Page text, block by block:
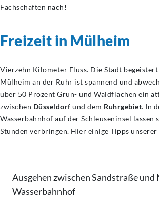
Fachschaften nach!
Freizeit in Mülheim
Vierzehn Kilometer Fluss. Die Stadt
Mülheim an der Ruhr ist spannend und
über 50 Prozent Grün- und Waldflächen ein
zwischen Düsseldorf und dem Ruhrgebiet. In
Wasserbahnhof auf der Schleuseninsel lassen
Stunden verbringen. Hier einige Tipps unserer
Ausgehen zwischen Sandstraße
Wasserbahnhof